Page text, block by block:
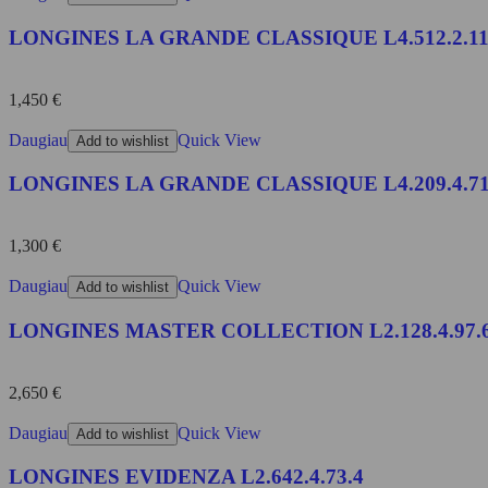
LONGINES LA GRANDE CLASSIQUE
1,450 €
Daugiau Add to wishlist Quick View
LONGINES LA GRANDE CLASSIQUE
1,300 €
Daugiau Add to wishlist Quick View
LONGINES MASTER COLLECTION
2,650 €
Daugiau Add to wishlist Quick View
LONGINES EVIDENZA L2.642.4.73.4